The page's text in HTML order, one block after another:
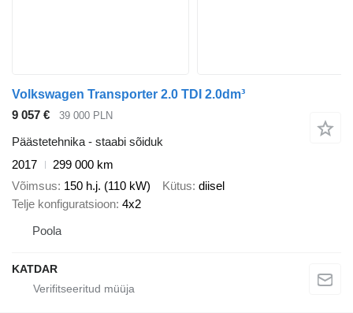
Volkswagen Transporter 2.0 TDI 2.0dm³
9 057 €
39 000 PLN
Päästetehnika - staabi sõiduk
2017
299 000 km
Võimsus 150 h.j. (110 kW) Kütus diisel
Telje konfiguratsioon 4x2
Poola
KATDAR